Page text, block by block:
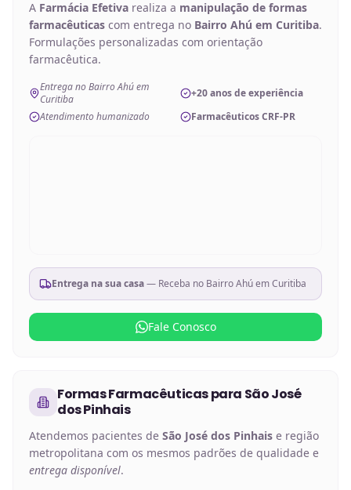
A Farmácia Efetiva realiza a manipulação de formas
farmacêuticas com entrega no Bairro Ahú em Curitiba.
Formulações personalizadas com orientação
farmacêutica.
Entrega no Bairro Ahú em
Curitiba
+20 anos de experiência
Atendimento humanizado
Farmacêuticos CRF-PR
Entrega na sua casa— Receba no Bairro Ahú em Curitiba
Fale Conosco
Formas Farmacêuticaspara São José
dos Pinhais
Atendemos pacientes de São José dos Pinhais e região
metropolitana com os mesmos padrões de qualidade e
entrega disponível.